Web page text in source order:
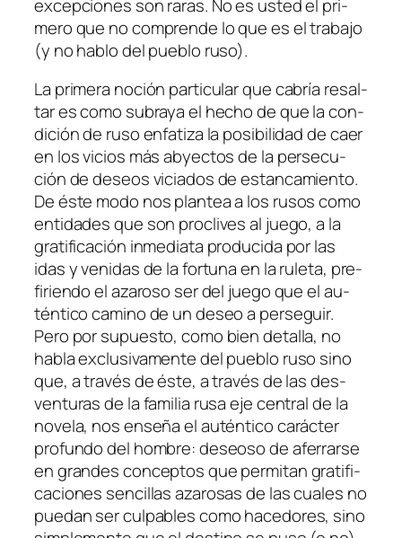
ex­cep­cio­nes son ra­ras. No es us­ted el pri­
me­ro que no com­pren­de lo que es el tra­ba­jo
(y no ha­blo del pue­blo ruso).
La pri­me­ra no­ción par­ti­cu­lar que ca­bría re­sal­
tar es co­mo sub­ra­ya el he­cho de que la con­
di­ción de ru­so en­fa­ti­za la po­si­bi­li­dad de caer
en los vi­cios más ab­yec­tos de la per­se­cu­
ción de de­seos vi­cia­dos de es­tan­ca­mien­to.
De és­te mo­do nos plan­tea a los ru­sos co­mo
en­ti­da­des que son pro­cli­ves al jue­go, a la
gra­ti­fi­ca­ción in­me­dia­ta pro­du­ci­da por las
idas y ve­ni­das de la for­tu­na en la ru­le­ta, pre­
fi­rien­do el aza­ro­so ser del jue­go que el au­
tén­ti­co ca­mino de un de­seo a per­se­guir.
Pero por su­pues­to, co­mo bien de­ta­lla, no
ha­bla ex­clu­si­va­men­te del pue­blo ru­so sino
que, a tra­vés de és­te, a tra­vés de las des­
ven­tu­ras de la fa­mi­lia ru­sa eje cen­tral de la
no­ve­la, nos en­se­ña el au­tén­ti­co ca­rác­ter
pro­fun­do del hom­bre: de­seo­so de afe­rrar­se
en gran­des con­cep­tos que per­mi­tan gra­ti­fi­
ca­cio­nes sen­ci­llas aza­ro­sas de las cua­les no
pue­dan ser cul­pa­bles co­mo ha­ce­do­res, sino